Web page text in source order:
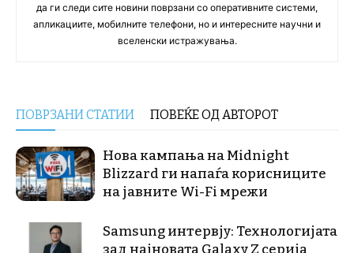
да ги следи сите новини поврзани со оперативните системи,
апликациите, мобилните телефони, но и интересните научни и
вселенски истражувања.
ПОВРЗАНИ СТАТИИ ПОВЕЌЕ ОД АВТОРОТ
Нова кампања на Midnight
Blizzard ги напаѓа корисниците
на јавните Wi-Fi мрежи
Samsung интервју: Технологијата
зад најновата Galaxy Z серија